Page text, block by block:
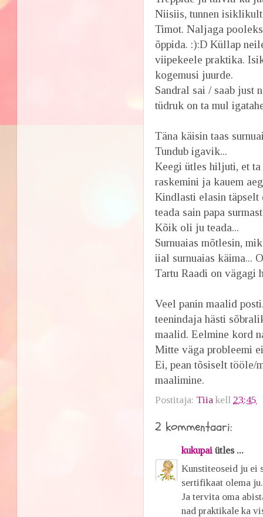
Niisiis, tunnen
Timot. Naljaga
õppida. :):D Küllap
viipekeele praktika.
kogemusi juurde.
Sandral sai / saab just
tüdruk on ta mul
Täna käisin taas
Tundub igavik...
Keegi ütles hiljuti, et
raskemini ja kauem
Kindlasti elasin
teada sain papa
Kõik oli ju teada...
Surnuaias mõtlesin,
iial surnuaias käima...
Tartu Raadi on vägagi
Veel panin maalid
teenindaja hästi
maalid. Eelmine kord
Mitte väga probleemi
Ei, pean tõsiselt tööle/
maalimine.
Postitaja: Tiia kell 23:45
2 kommentaari:
kukupai ütles ...
Kunstiteoseid ju ei
sertifikaat olema ju.
Ja tervita oma
nad praktikale ka